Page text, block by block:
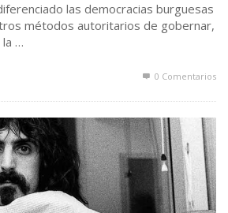
las democracias burguesas
métodos autoritarios de gobernar,
la …
0 Comentarios